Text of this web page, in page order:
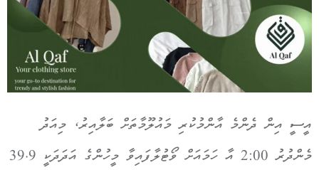
އީސީ އިން ދެންމެ އާންމުކުރި މައުލޫމާތަށް ބަލާއިރު، މިއަދު
މެންދުރު 2:00 އާ ހަމައަށް ވޯޓުލާފައިވާ މީހުންގެ އަދަދަކީ 39.9